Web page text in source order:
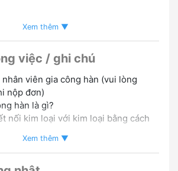
cao bắt đầu từ 1400 yên
mình
sẽ và thoải mái khi làm việc
Nhật [N5]
giao tiếp bằng tiếng Nhật đơn
Xem thêm ▼
việc / ghi chú
viên gia công hàn (vui lòng
nộp đơn)
hàn là gì?
nối kim loại với kim loại bằng cách
Xem thêm ▼